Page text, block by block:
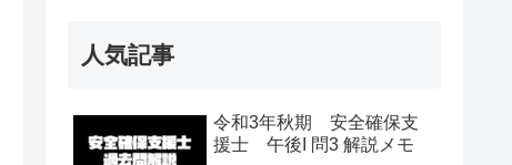
人気記事
令和3年秋期 安全確保支
援士 午後I 問3 解説メモ